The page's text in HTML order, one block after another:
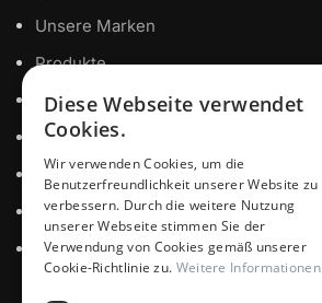
Unsere Marken
Produkte
Eigenmarke
Zertifizierungen
Datenschutz
Impressum
Kontakt
Diese Webseite verwendet
Cookies.
Wir verwenden Cookies, um die
Benutzerfreundlichkeit unserer Website zu
verbessern. Durch die weitere Nutzung
unserer Webseite stimmen Sie der
Verwendung von Cookies gemäß unserer
Cookie-Richtlinie zu. Weitere Informationen